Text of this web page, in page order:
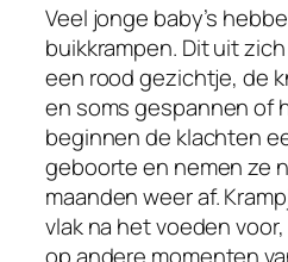
Veel jonge baby’s
buikkrampen. Dit uit
een rood gezichtje, de
en soms gespannen of
beginnen de klachten
geboorte en nemen ze
maanden weer af.
vlak na het voeden
op andere momenten